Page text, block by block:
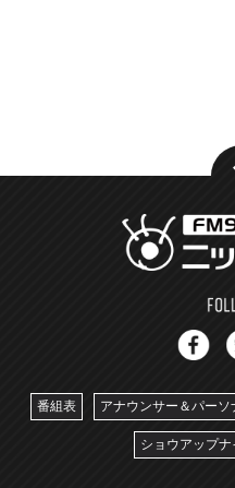
番組表 アナウンサー＆パーソ
ショウアップナ